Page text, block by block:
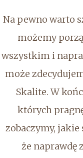
Na pewno warto
możemy
wszystkim i
może
Skalite. W
których
zobaczymy, jakie
że naprawdę